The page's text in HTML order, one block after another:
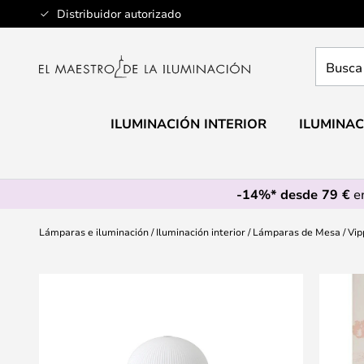
Distribuidor autorizado
Ir
al
aquí
ILUMINACIÓN INTERIOR
-14%* desde 79 €
Lámparas e iluminación Iluminación interior Lámparas de Mesa